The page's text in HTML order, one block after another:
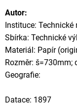
Autor:
Instituce: Technické
Sbírka: Technické
Materiál: Papír
Rozměr: š=730mm;
Geografie:
Datace: 1897